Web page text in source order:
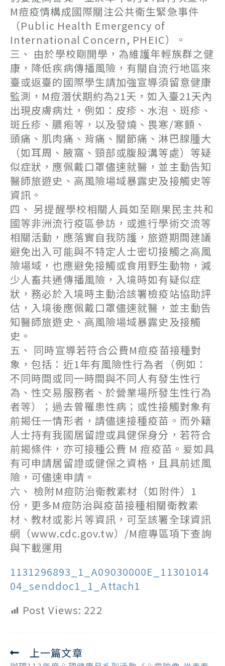
M痘疫情構成國際關注公共衛生緊急事件
（Public Health Emergency of
International Concern, PHEIC）。
三、 由於學校剛開學，為維護年輕族群之健
康，降低疾病傳播風險，有關自流行地區來
臺或返臺的國際學生請加強宣導須留意健康
監測，M痘潛伏期約為21天，如入臺21天內
出現皮膚病灶，例如：皮疹、水泡、斑疹、
斑丘疹、膿疱等，以及發燒、畏寒/寒顫、
頭痛、肌肉痛、背痛、關節痛、淋巴腺腫大
（如耳周、腋窩、頸部或腹股溝等處）等疑
似症狀，應佩戴口罩儘速就醫，並主動告知
醫師旅遊史、高風險場域暴露史及接觸史等
資訊。
四、 另提醒學校相關人員如至剛果民主共和
國等非洲流行疫區參訪，或進行學術交流等
相關活動，應落實自我防護，旅遊期間建議
避免出入可能與不特定人士密切接觸之高風
險場域，也應避免接觸或食用野生動物，減
少人畜共通傳播風險，入境時如有疑似症
狀，務必於入境時主動洽該署檢疫站協助評
估，入境後應佩戴口罩儘速就醫，並主動告
知醫師旅遊史、高風險場域暴露史及接觸
史。
五、 同時宣導若符合公費M痘疫苗接種對
象，包括：近1年有風險性行為者（例如：
不同時間或同一時間與不同人有發生性行
為、性交易服務者、於營業場所發生性行為
者等）；過去曾罹患性病；或性接觸對象有
前揭任一情形者，請儘速接種疫苗。而外籍
人士持有我國居留證或具健保身分，若符合
前揭條件，亦可接種公費 M 痘疫苗。爰如具
有可申請居留證或健保之資格，且具前述風
險，可儘速申請。
六、 檢附M痘防治衛教素材（如附件）1
份，更多M痘防治與疫苗接種相關衛教素
材、教材或影片等資訊，可至該署全球資訊
網（www.cdc.gov.tw）/M痘專區項下查詢
與下載運用
1131296893_1_A09030000E_11301014
04_senddoc1_1_Attach1
Post Views: 222
Read上一篇文章